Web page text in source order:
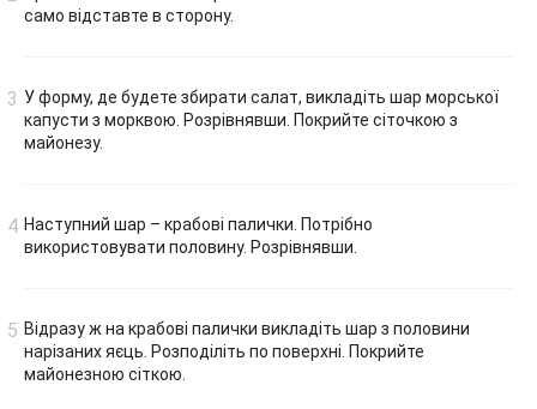
само відставте в сторону.
У форму, де будете збирати салат, викладіть шар морської
капусти з морквою. Розрівнявши. Покрийте сіточкою з
майонезу.
Наступний шар – крабові палички. Потрібно
використовувати половину. Розрівнявши.
Відразу ж на крабові палички викладіть шар з половини
нарізаних яєць. Розподіліть по поверхні. Покрийте
майонезною сіткою.